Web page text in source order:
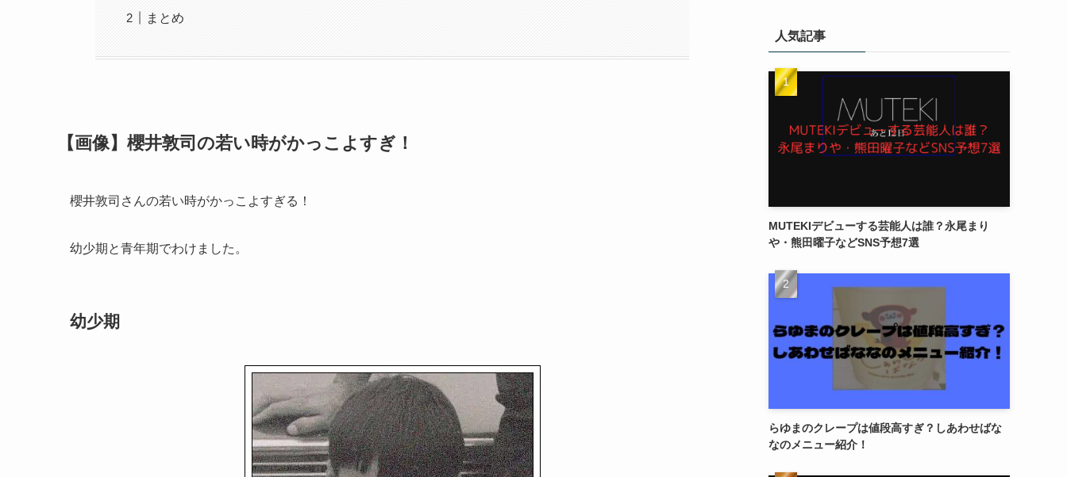
まとめ
【画像】櫻井敦司の若い時がかっこよすぎ！
櫻井敦司さんの若い時がかっこよすぎる！
幼少期と青年期でわけました。
幼少期
人気記事
MUTEKIデビューする芸能人は誰？永尾まり
や・熊田曜子などSNS予想7選
らゆまのクレープは値段高すぎ？しあわせばな
なのメニュー紹介！